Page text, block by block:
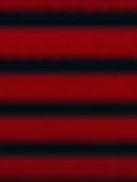
U-17 II-III - II WLJM